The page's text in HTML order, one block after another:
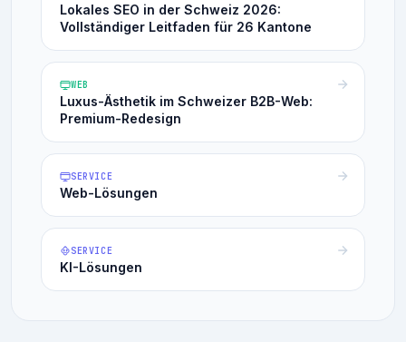
Lokales SEO in der Schweiz 2026:
Vollständiger Leitfaden für 26 Kantone
WEB
Luxus-Ästhetik im Schweizer B2B-Web:
Premium-Redesign
SERVICE
Web-Lösungen
SERVICE
KI-Lösungen